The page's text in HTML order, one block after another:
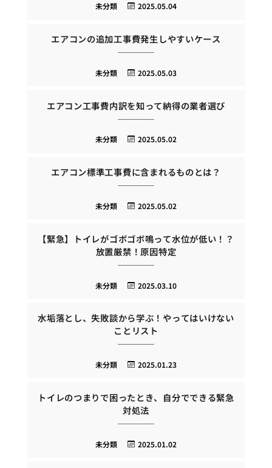
2025.05.04
未分類
エアコンの追加工事費発生しやすいケース
2025.05.03
未分類
エアコン工事費内訳を知って納得の業者選び
2025.05.02
未分類
エアコン標準工事費に含まれるものとは？
2025.05.02
未分類
【緊急】トイレがゴボゴボ鳴って水位が低い！？
放置厳禁！原因特定
2025.03.10
未分類
水垢落とし、失敗談から学ぶ！やってはいけない
ことリスト
2025.01.23
未分類
トイレのつまりで困ったとき、自分でできる緊急
対処法
2025.01.02
未分類